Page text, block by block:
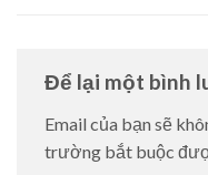
Để lại một bình
Email của bạn sẽ
trường bắt buộc